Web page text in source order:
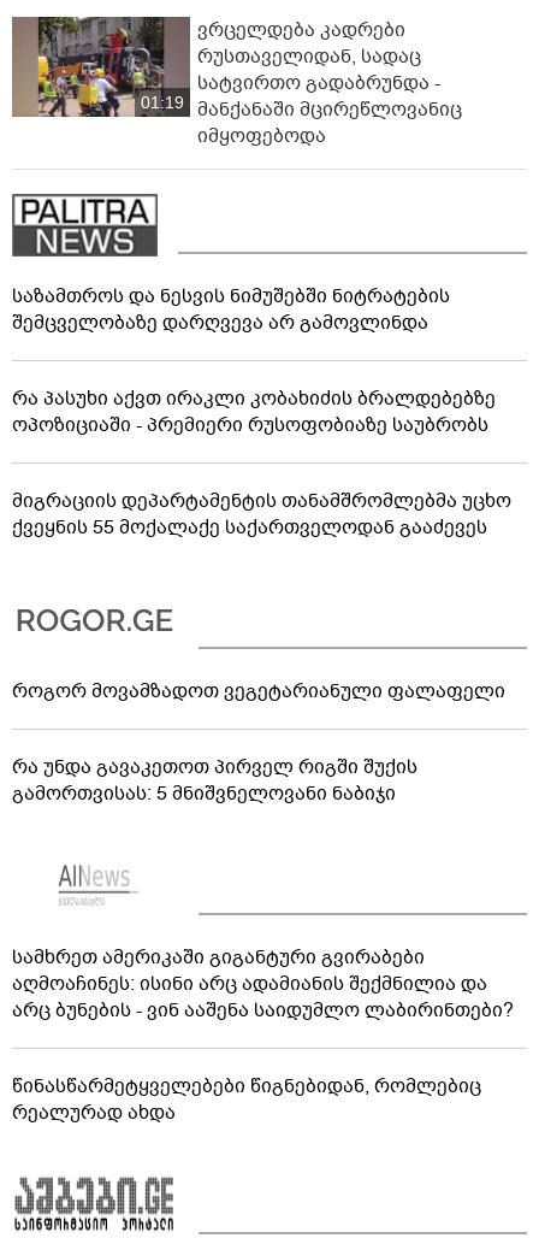
01:19
ვრცელდება კადრები
რუსთაველიდან, სადაც
სატვირთო გადაბრუნდა -
მანქანაში მცირეწლოვანიც
იმყოფებოდა
საზამთროს და ნესვის ნიმუშებში ნიტრატების
შემცველობაზე დარღვევა არ გამოვლინდა
რა პასუხი აქვთ ირაკლი კობახიძის ბრალდებებზე
ოპოზიციაში - პრემიერი რუსოფობიაზე საუბრობს
მიგრაციის დეპარტამენტის თანამშრომლებმა უცხო
ქვეყნის 55 მოქალაქე საქართველოდან გააძევეს
როგორ მოვამზადოთ ვეგეტარიანული ფალაფელი
რა უნდა გავაკეთოთ პირველ რიგში შუქის
გამორთვისას: 5 მნიშვნელოვანი ნაბიჯი
სამხრეთ ამერიკაში გიგანტური გვირაბები
აღმოაჩინეს: ისინი არც ადამიანის შექმნილია და
არც ბუნების - ვინ ააშენა საიდუმლო ლაბირინთები?
წინასწარმეტყველებები წიგნებიდან, რომლებიც
რეალურად ახდა